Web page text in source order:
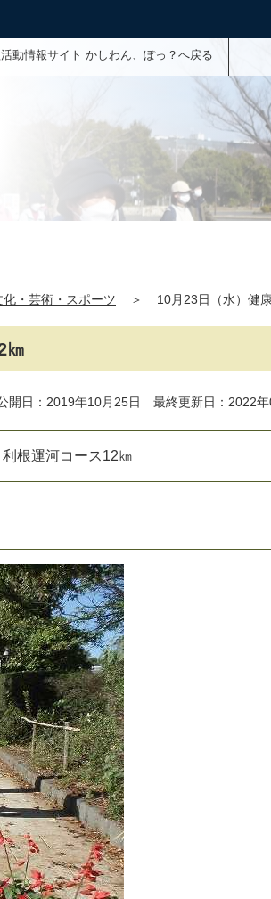
動情報サイト かしわん、ぽっ？へ戻る
化・芸術・スポーツ ＞ 10月23日（水）健
㎞
開日：2019年10月25日 最終更新日：2022
利 根運河コ ース12㎞